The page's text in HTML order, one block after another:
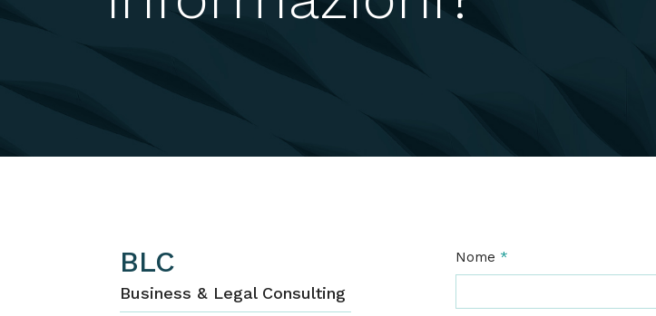
BLC
Business & Legal Consulting
Nome *